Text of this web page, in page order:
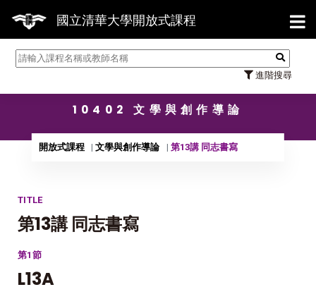
國立清華大學開放式課程
進階搜尋
【7/
10402 文學與創作導論
開放式課程 文學與創作導論 第13講 同志書寫
TITLE
第13講 同志書寫
第1節
L13A